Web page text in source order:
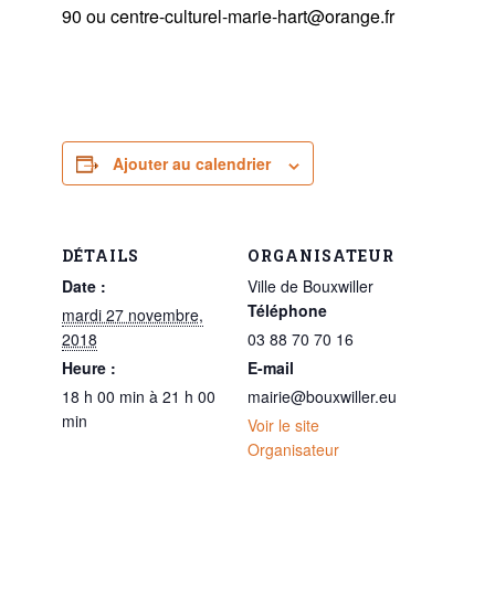
90 ou centre-culturel-marie-hart@orange.fr
Ajouter au calendrier
DÉTAILS
Date :
mardi 27 novembre,
2018
Heure :
18 h 00 min à 21 h 00
min
ORGANISATEUR
Ville de Bouxwiller
Téléphone
03 88 70 70 16
E-mail
mairie@bouxwiller.eu
Voir le site
Organisateur